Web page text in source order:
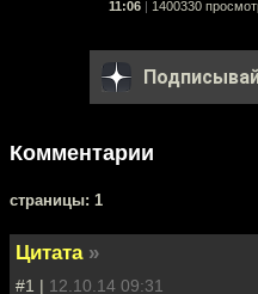
11:06 | 1400330
Комментарии
cтраницы: 1
Цитата »
#1 | 12.10.14 09:31